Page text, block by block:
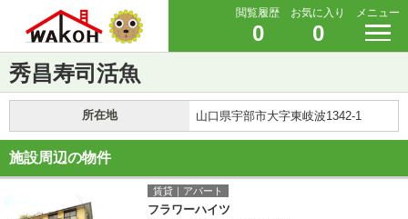
閲覧履歴
0
お気に入り
0
メニュー
秀昌寿司活魚
所在地 山口県宇部市大字東岐波1342-1
施設周辺の物件
賃貸｜アパート
フラワーハイツ